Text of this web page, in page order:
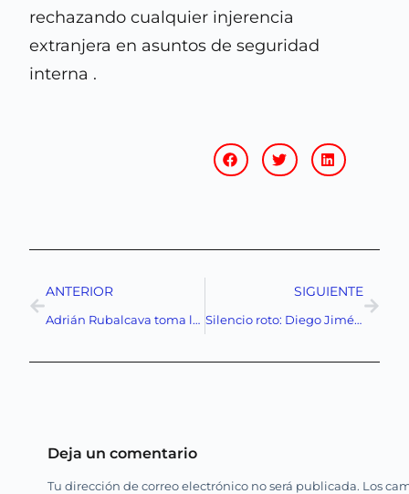
rechazando cualquier injerencia
extranjera en asuntos de seguridad
interna .
ANTERIOR
Adrián Rubalcava toma las riendas del Metro de la CDMX: ¿una jugada política o una apuesta por la eficiencia?
SIGUIENTE
Silencio roto: Diego Jiménez y la tragedia en Axe Ceremonia
Deja un comentario
Tu dirección de correo electrónico no será publicada. Los